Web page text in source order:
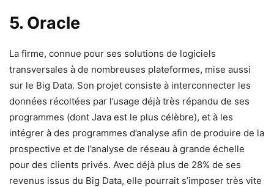
5. Oracle
La firme, connue pour ses solutions de logiciels
transversales à de nombreuses plateformes, mise aussi
sur le Big Data. Son projet consiste à interconnecter les
données récoltées par l’usage déjà très répandu de ses
programmes (dont Java est le plus célèbre), et à les
intégrer à des programmes d’analyse afin de produire de la
prospective et de l’analyse de réseau à grande échelle
pour des clients privés. Avec déjà plus de 28% de ses
revenus issus du Big Data, elle pourrait s’imposer très vite